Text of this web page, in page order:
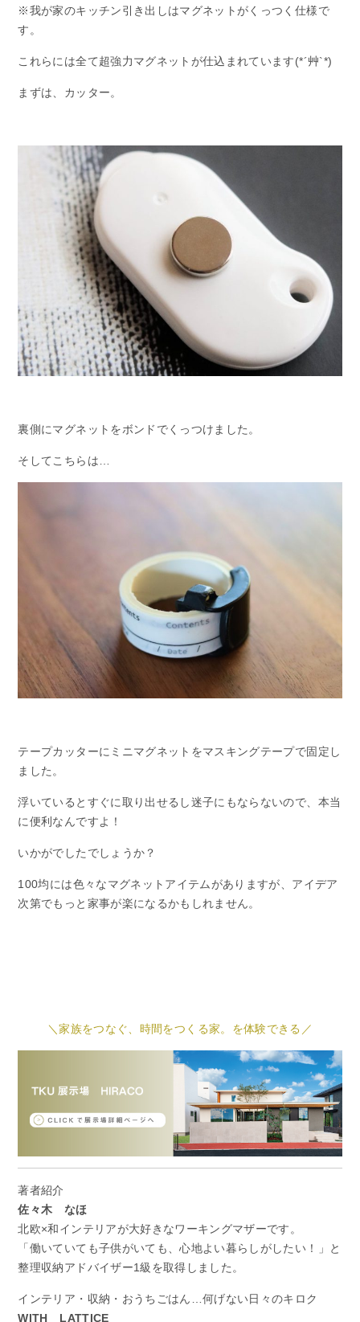
※我が家のキッチン引き出しはマグネットがくっつく仕様で
す。
これらには全て超強力マグネットが仕込まれています(*´艸`*)
まずは、カッター。
裏側にマグネットをボンドでくっつけました。
そしてこちらは…
テープカッターにミニマグネットをマスキングテープで固定し
ました。
浮いているとすぐに取り出せるし迷子にもならないので、本当
に便利なんですよ！
いかがでしたでしょうか？
100均には色々なマグネットアイテムがありますが、アイデア
次第でもっと家事が楽になるかもしれません。
＼家族をつなぐ、時間をつくる家。を体験できる／
著者紹介
佐々木 なほ
北欧×和インテリアが大好きなワーキングマザーです。
「働いていても子供がいても、心地よい暮らしがしたい！」と
整理収納アドバイザー1級を取得しました。
インテリア・収納・おうちごはん…何げない日々のキロク
WITH LATTICE